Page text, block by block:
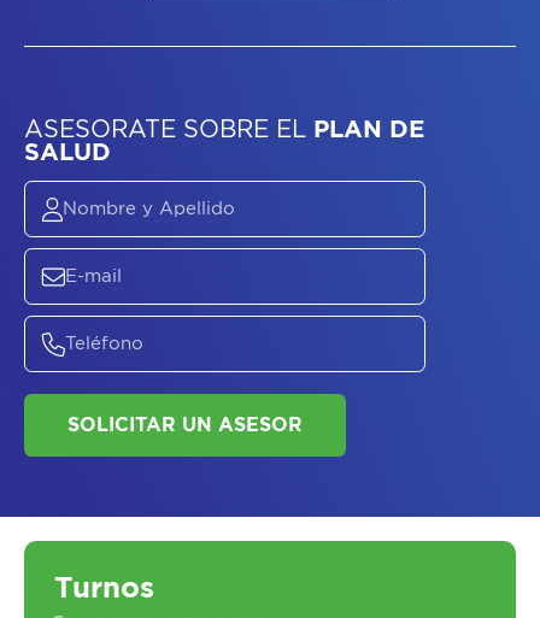
EL
SALUD
Turnos